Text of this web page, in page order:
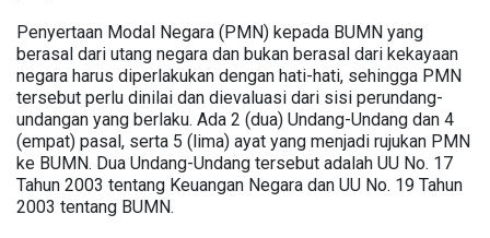
Penyertaan Modal Negara (PMN) kepada BUMN yang
berasal dari utang negara dan bukan berasal dari kekayaan
negara harus diperlakukan dengan hati-hati, sehingga PMN
tersebut perlu dinilai dan dievaluasi dari sisi perundang-
undangan yang berlaku. Ada 2 (dua) Undang-Undang dan 4
(empat) pasal, serta 5 (lima) ayat yang menjadi rujukan PMN
ke BUMN. Dua Undang-Undang tersebut adalah UU No. 17
Tahun 2003 tentang Keuangan Negara dan UU No. 19 Tahun
2003 tentang BUMN.